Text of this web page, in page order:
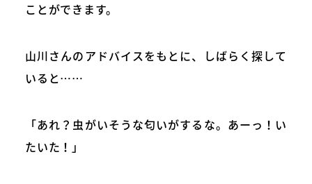
ことができます。
山川さんのアドバイスをもとに、しばらく探して
いると……
「あれ？虫がいそうな匂いがするな。あーっ！い
たいた！」